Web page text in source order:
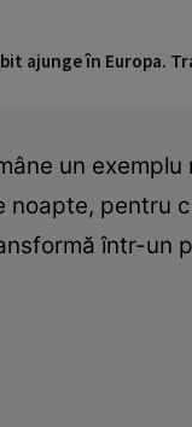
ajunge în Europa.
un
pentru
într-un